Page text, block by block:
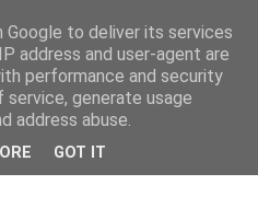
to deliver its services
address and user-agent are
performance and security
generate usage
address abuse.
GOT IT